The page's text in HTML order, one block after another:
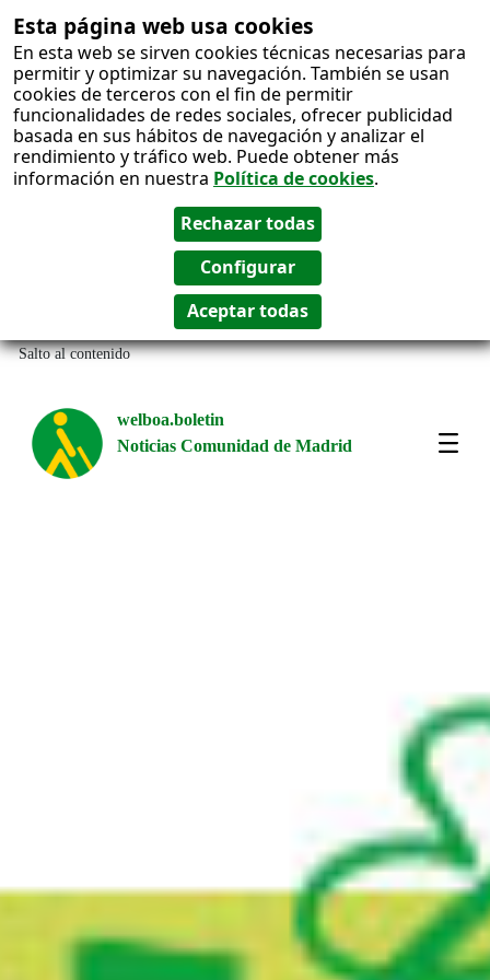
Esta página web usa cookies
En esta web se sirven cookies técnicas necesarias para
permitir y optimizar su navegación. También se usan
cookies de terceros con el fin de permitir
funcionalidades de redes sociales, ofrecer publicidad
basada en sus hábitos de navegación y analizar el
rendimiento y tráfico web. Puede obtener más
información en nuestra Política de cookies.
Salto al contenido
welboa.boletin
Noticias Comunidad de Madrid